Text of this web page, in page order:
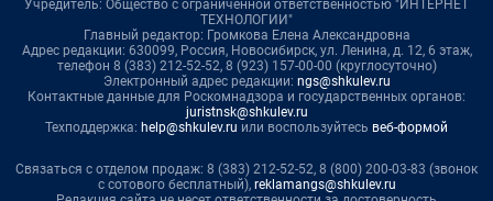
Учредитель: Общество с ограниченной ответственностью "ИНТЕРНЕТ
ТЕХНОЛОГИИ"
Главный редактор: Громкова Елена Александровна
Адрес редакции: 630099, Россия, Новосибирск, ул. Ленина, д. 12, 6 этаж,
телефон 8 (383) 212-52-52, 8 (923) 157-00-00 (круглосуточно)
Электронный адрес редакции: ngs@shkulev.ru
Контактные данные для Роскомнадзора и государственных органов:
juristnsk@shkulev.ru
Техподдержка: help@shkulev.ru или воспользуйтесь веб-формой
Связаться с отделом продаж: 8 (383) 212-52-52, 8 (800) 200-03-83 (звонок
с сотового бесплатный), reklamangs@shkulev.ru